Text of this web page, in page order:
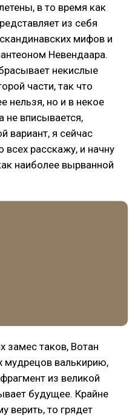
в то время как
из себя
мифов и
Невендаара.
некислые
части, так что
нельзя, но и в некое
не вписывается,
вариант, я сейчас
всех расскажу, и начну
наиболее вырванной
замес таков, Вотан
мудрецов валькирию,
из великой
будущее. Крайне
верить, то грядет